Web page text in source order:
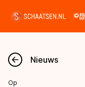
Nieuws
Nieuws
Op